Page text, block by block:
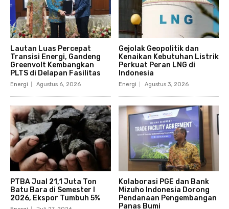
Lautan Luas Percepat
Transisi Energi, Gandeng
Greenvolt Kembangkan
PLTS di Delapan Fasilitas
Energi Agustus 6, 2026
Gejolak Geopolitik dan
Kenaikan Kebutuhan Listrik
Perkuat Peran LNG di
Indonesia
Energi Agustus 3, 2026
PTBA Jual 21,1 Juta Ton
Batu Bara di Semester I
2026, Ekspor Tumbuh 5%
Kolaborasi PGE dan Bank
Mizuho Indonesia Dorong
Pendanaan Pengembangan
Panas Bumi